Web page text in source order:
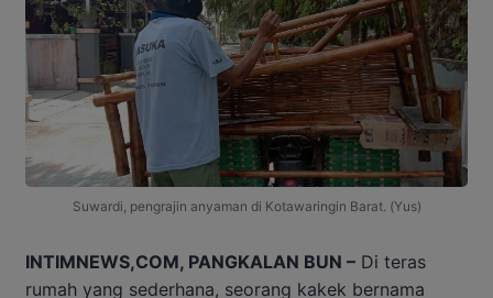
Suwardi, pengrajin anyaman di Kotawaringin Barat. (Yus)
INTIMNEWS,COM, PANGKALAN BUN – Di teras
rumah yang sederhana, seorang kakek bernama